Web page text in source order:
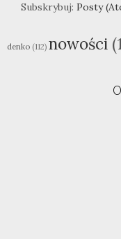
Subskrybuj: Posty
denko (112) nowości